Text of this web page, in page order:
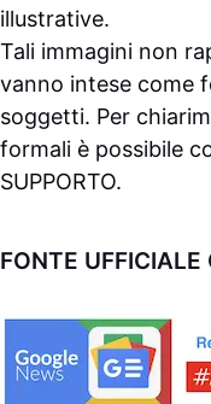
illustrative.
Tali immagini non
vanno intese come
soggetti. Per
formali è possibile
SUPPORTO.
FONTE UFFICIALE